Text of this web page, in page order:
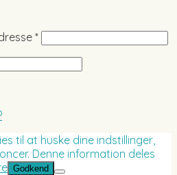
*
til at huske dine indstillinger,
Denne information deles
Godkend